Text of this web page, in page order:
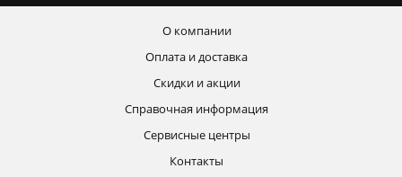
О компании
Оплата и доставка
Скидки и акции
Справочная информация
Сервисные центры
Контакты